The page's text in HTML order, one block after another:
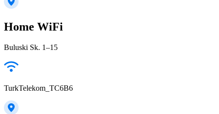
Home WiFi
Buluski Sk. 1–15
TurkTelekom_TC6B6